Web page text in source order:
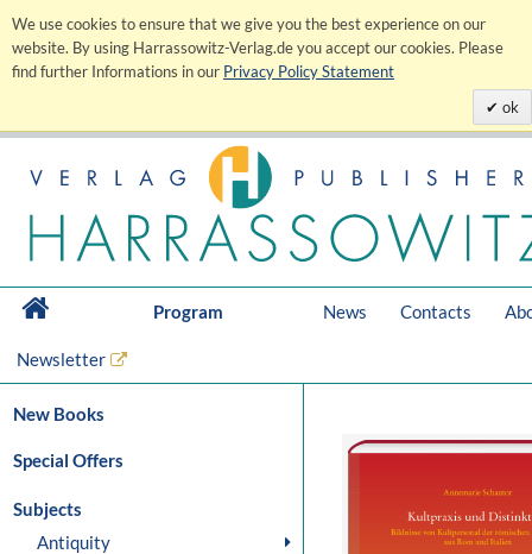
We use cookies to ensure that we give you the best experience on our
website. By using Harrassowitz-Verlag.de you accept our cookies. Please
find further Informations in our Privacy Policy Statement
ok
Program News Contacts
Newsletter
New Books
Special Offers
Subjects
Antiquity